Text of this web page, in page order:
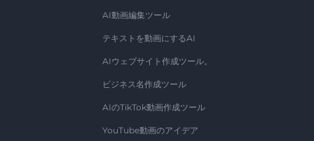
AI動画編集ツール
テキストを動画にするAI
AIウェブサイト作成ツール。
ビジネス名作成ツール
AIのTikTok動画作成ツール
YouTube動画のアイデア